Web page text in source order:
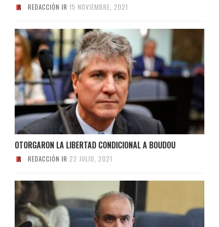
REDACCIÓN IR 15 NOVIEMBRE, 2021
OTORGARON LA LIBERTAD CONDICIONAL A BOUDOU
REDACCIÓN IR 22 JULIO, 2021